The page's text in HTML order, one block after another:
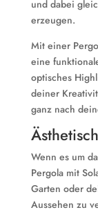
und dabei
erzeugen.
Mit einer
eine
optisches
deiner
ganz nach
Wenn es um
Pergola mit
Garten oder
Aussehen zu